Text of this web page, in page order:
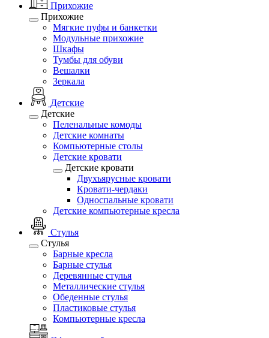
Прихожие
Прихожие
Мягкие пуфы и банкетки
Модульные прихожие
Шкафы
Тумбы для обуви
Вешалки
Зеркала
Детские
Детские
Пеленальные комоды
Детские комнаты
Компьютерные столы
Детские кровати
Детские кровати
Двухъярусные кровати
Кровати-чердаки
Односпальные кровати
Детские компьютерные кресла
Стулья
Стулья
Барные кресла
Барные стулья
Деревянные стулья
Металлические стулья
Обеденные стулья
Пластиковые стулья
Компьютерные кресла